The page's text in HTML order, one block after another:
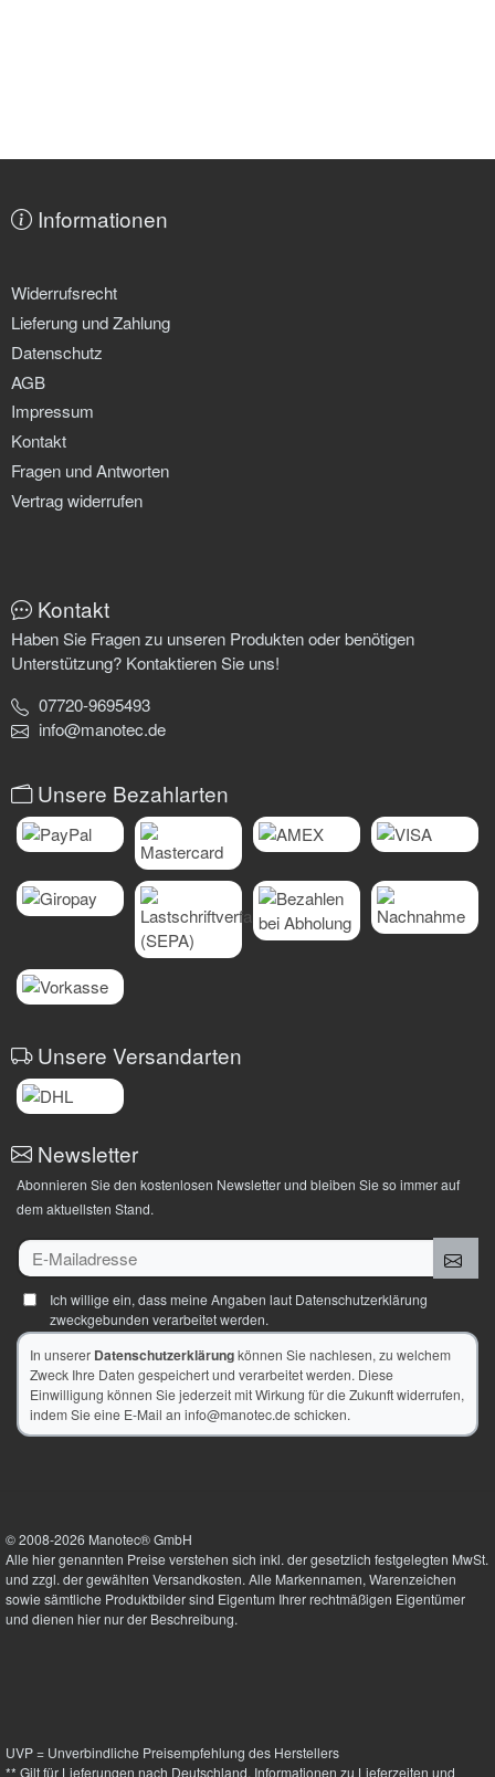
Informationen
Widerrufsrecht
Lieferung und Zahlung
Datenschutz
AGB
Impressum
Kontakt
Fragen und Antworten
Vertrag widerrufen
Kontakt
Haben Sie Fragen zu unseren Produkten oder benötigen
Unterstützung? Kontaktieren Sie uns!
07720-9695493
info@manotec.de
Unsere Bezahlarten
Unsere Versandarten
Newsletter
Abonnieren Sie den kostenlosen Newsletter und bleiben Sie so immer auf
dem aktuellsten Stand.
E-Mailadresse
Ich willige ein, dass meine Angaben laut Datenschutzerklärung
zweckgebunden verarbeitet werden.
In unserer Datenschutzerklärungkönnen Sie nachlesen, zu welchem
Zweck Ihre Daten gespeichert und verarbeitet werden. Diese
Einwilligung können Sie jederzeit mit Wirkung für die Zukunft widerrufen,
indem Sie eine E-Mail an info@manotec.de schicken.
© 2008-2026 Manotec® GmbH
Alle hier genannten Preise verstehen sich inkl. der gesetzlich festgelegten MwSt.
und zzgl. der gewählten Versandkosten. Alle Markennamen, Warenzeichen
sowie sämtliche Produktbilder sind Eigentum Ihrer rechtmäßigen Eigentümer
und dienen hier nur der Beschreibung.
UVP = Unverbindliche Preisempfehlung des Herstellers
** Gilt für Lieferungen nach Deutschland. Informationen zu Lieferzeiten und